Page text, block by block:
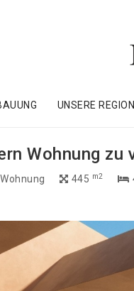
UNSERE
Wohnung
Wohnung 445 m2